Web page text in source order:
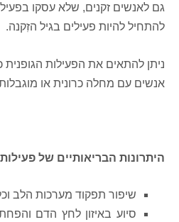
גם לאנשים זקנים, שלא עסקו
להתחיל להיות פעילים בגיל הזִקנה.
ניתן להתאים את הפעילות
אנשים עם מחלה כרונית או
היתרונות הבריאותיים של
שיפור תפקוד מערכות הלב
סיוע באיזון לחץ הדם